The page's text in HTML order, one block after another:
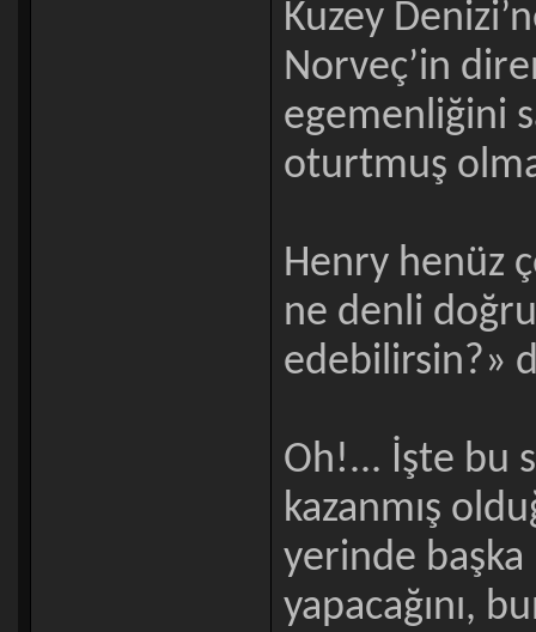
Kuzey
Norveç’in
egemenliğini
oturtmuş
Henry henüz
ne denli
edebilirsin?»
Oh!... İşte bu
kazanmış
yerinde başka
yapacağını,